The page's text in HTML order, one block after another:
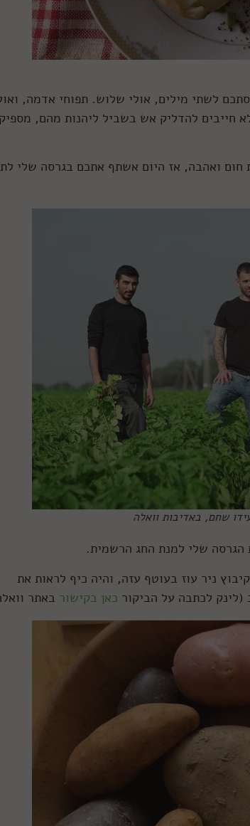
לשתי מילים, אולי שלוש. תפוחי אדמה,
חייבים להדליק אש בשביל ליהנות מהם,
חום ואהבה, אז היום אשתף אתכם בגרסה שלי
שחם, באדיבות וואלה
הגרסה שלי למנת החג הרשמית.
ניר עוז בעוטף עזה, והיה כיף לראות את
לכתבה על הביקור כאן בקישור באתר